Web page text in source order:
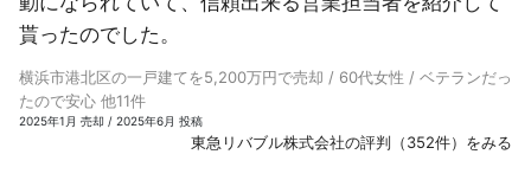
貰ったのでした。
横浜市港北区の一戸建てを5,200万円で売却 / 60代女性 / ベテランだっ
たので安心 他11件
2025年1月 売却 / 2025年6月 投稿
東急リバブル株式会社の評判（352件）をみる